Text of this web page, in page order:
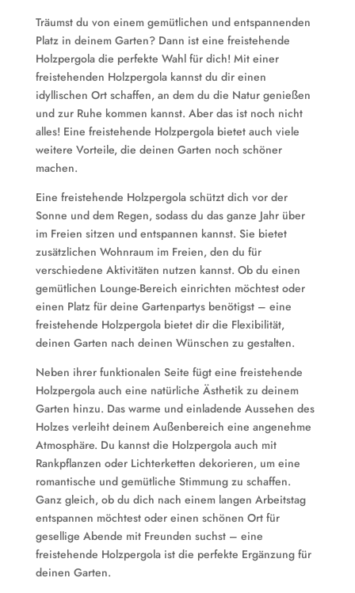
Träumst du von einem gemütlichen und entspannenden
Platz in deinem Garten? Dann ist eine freistehende
Holzpergola die perfekte Wahl für dich! Mit einer
freistehenden Holzpergola kannst du dir einen
idyllischen Ort schaffen, an dem du die Natur genießen
und zur Ruhe kommen kannst. Aber das ist noch nicht
alles! Eine freistehende Holzpergola bietet auch viele
weitere Vorteile, die deinen Garten noch schöner
machen.
Eine freistehende Holzpergola schützt dich vor der
Sonne und dem Regen, sodass du das ganze Jahr über
im Freien sitzen und entspannen kannst. Sie bietet
zusätzlichen Wohnraum im Freien, den du für
verschiedene Aktivitäten nutzen kannst. Ob du einen
gemütlichen Lounge-Bereich einrichten möchtest oder
einen Platz für deine Gartenpartys benötigst – eine
freistehende Holzpergola bietet dir die Flexibilität,
deinen Garten nach deinen Wünschen zu gestalten.
Neben ihrer funktionalen Seite fügt eine freistehende
Holzpergola auch eine natürliche Ästhetik zu deinem
Garten hinzu. Das warme und einladende Aussehen des
Holzes verleiht deinem Außenbereich eine angenehme
Atmosphäre. Du kannst die Holzpergola auch mit
Rankpflanzen oder Lichterketten dekorieren, um eine
romantische und gemütliche Stimmung zu schaffen.
Ganz gleich, ob du dich nach einem langen Arbeitstag
entspannen möchtest oder einen schönen Ort für
gesellige Abende mit Freunden suchst – eine
freistehende Holzpergola ist die perfekte Ergänzung für
deinen Garten.